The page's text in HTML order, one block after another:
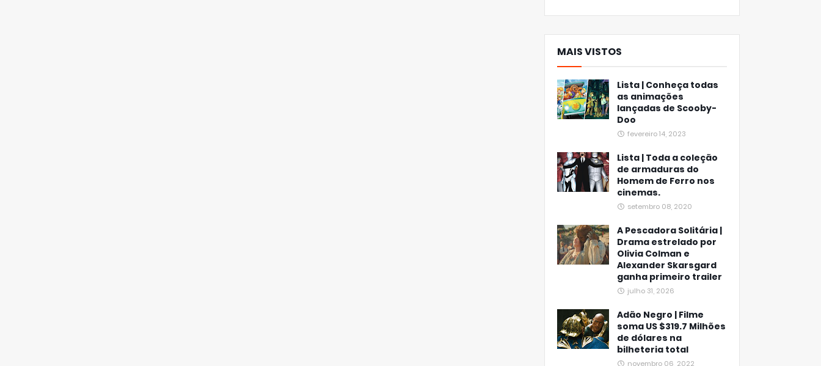
MAIS VISTOS
Lista | Conheça todas
as animações
lançadas de Scooby-
Doo
fevereiro 14, 2023
Lista | Toda a coleção
de armaduras do
Homem de Ferro nos
cinemas.
setembro 08, 2020
A Pescadora Solitária |
Drama estrelado por
Olivia Colman e
Alexander Skarsgard
ganha primeiro trailer
julho 31, 2026
Adão Negro | Filme
soma US $319.7 Milhões
de dólares na
bilheteria total
novembro 06, 2022